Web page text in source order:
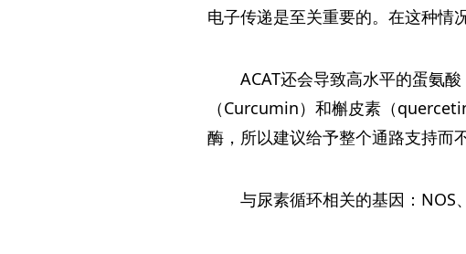
电子传递是至关重要的。在这种情
ACAT还会导致高水平的蛋氨
（Curcumin）和槲皮素（
酶，所以建议给予整个通路支持而
与尿素循环相关的基因：NOS